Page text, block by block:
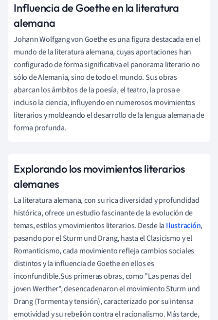
Influencia de Goethe en la literatura
alemana
Johann Wolfgang von Goethe es una figura destacada en el
mundo de la literatura alemana, cuyas aportaciones han
configurado de forma significativa el panorama literario no
sólo de Alemania, sino de todo el mundo. Sus obras
abarcan los ámbitos de la poesía, el teatro, la prosa e
incluso la ciencia, influyendo en numerosos movimientos
literarios y moldeando el desarrollo de la lengua alemana de
forma profunda.
Explorando los movimientos literarios
alemanes
La literatura alemana, con su rica diversidad y profundidad
histórica, ofrece un estudio fascinante de la evolución de
temas, estilos y movimientos literarios. Desde la Ilustración,
pasando por el Sturm und Drang, hasta el Clasicismo y el
Romanticismo, cada movimiento refleja cambios sociales
distintos y la influencia de Goethe en ellos es
inconfundible.Sus primeras obras, como "Las penas del
joven Werther", desencadenaron el movimiento Sturm und
Drang (Tormenta y tensión), caracterizado por su intensa
emotividad y su rebelión contra el racionalismo. Más tarde,